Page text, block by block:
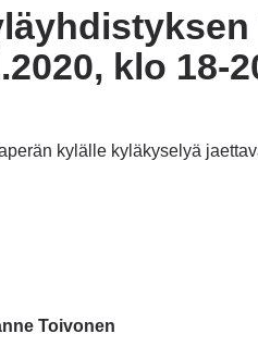
klo 18-
kylälle kyläkyselyä
Toivonen